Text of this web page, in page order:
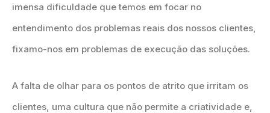
imensa dificuldade que temos em focar no
entendimento dos problemas reais dos nossos clientes,
fixamo-nos em problemas de execução das soluções.
A falta de olhar para os pontos de atrito que irritam os
clientes, uma cultura que não permite a criatividade e,